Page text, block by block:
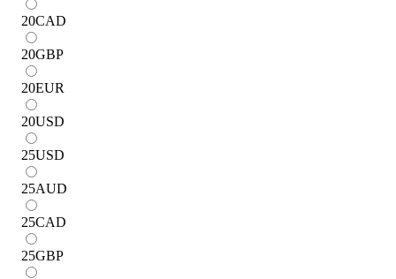
20CAD
20GBP
20EUR
20USD
25USD
25AUD
25CAD
25GBP